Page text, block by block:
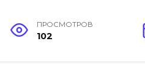
ПРОСМОТРОВ
102